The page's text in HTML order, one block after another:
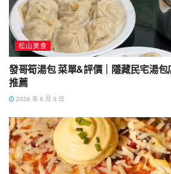
松山美食
發哥筍湯包 菜單&評價｜隱藏民宅湯
推薦
2026 年 6 月 3 日